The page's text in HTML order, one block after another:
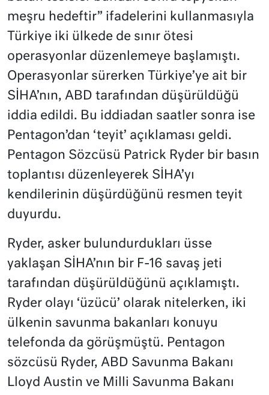
meşru hedeftir” ifadelerini kullanmasıyla
Türkiye iki ülkede de sınır ötesi
operasyonlar düzenlemeye başlamıştı.
Operasyonlar sürerken Türkiye’ye ait bir
SİHA’nın, ABD tarafından düşürüldüğü
iddia edildi. Bu iddiadan saatler sonra ise
Pentagon’dan ‘teyit’ açıklaması geldi.
Pentagon Sözcüsü Patrick Ryder bir basın
toplantısı düzenleyerek SİHA’yı
kendilerinin düşürdüğünü resmen teyit
duyurdu.
Ryder, asker bulundurdukları üsse
yaklaşan SİHA’nın bir F-16 savaş jeti
tarafından düşürüldüğünü açıklamıştı.
Ryder olayı ‘üzücü’ olarak nitelerken, iki
ülkenin savunma bakanları konuyu
telefonda da görüşmüştü. Pentagon
sözcüsü Ryder, ABD Savunma Bakanı
Lloyd Austin ve Milli Savunma Bakanı